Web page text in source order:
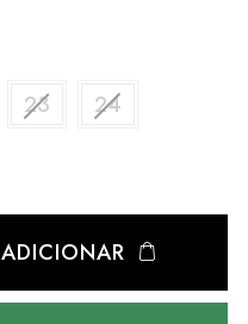
23
24
ADICIONAR